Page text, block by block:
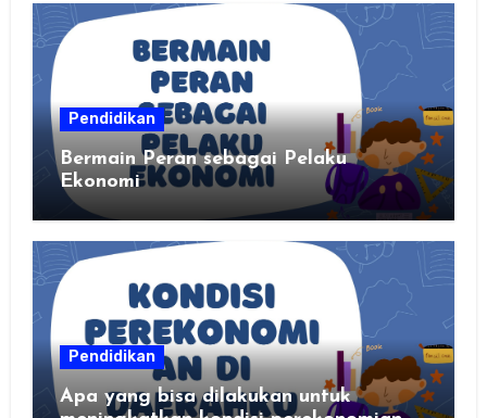
Pendidikan
Bermain Peran sebagai Pelaku
Ekonomi
Pendidikan
Apa yang bisa dilakukan untuk